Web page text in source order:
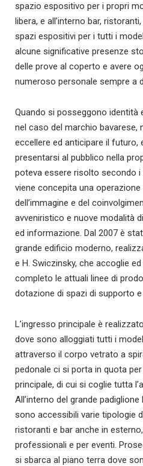
spazio espositivo per i propri
libera, e all’interno bar,
spazi espositivi per i tutti i
alcune significative presenze
delle prove al coperto e avere
numeroso personale sempre a
Quando si posseggono
nel caso del marchio bavarese,
eccellere ed anticipare il futuro,
presentarsi al pubblico nella
poteva essere risolto secondo i
viene concepita una
dell’immagine e del
avveniristico e nuove modalità
ed informazione. Dal 2007 è
grande edificio moderno,
e H. Swiczinsky, che accoglie
completo le attuali linee di
dotazione di spazi di supporto
L’ingresso principale è
dove sono alloggiati tutti i
attraverso il corpo vetrato a
pedonale ci si porta in quota
principale, di cui si coglie tutta
All’interno del grande
sono accessibili varie tipologie
ristoranti e bar anche in
professionali e per eventi.
si sbarca al piano terra dove